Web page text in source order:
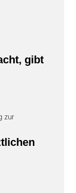
gibt
zur